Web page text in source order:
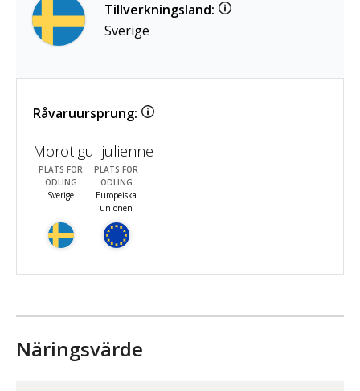
Tillverkningsland:
Sverige
Råvaruursprung:
Morot gul julienne
PLATS FÖR
ODLING
Sverige
PLATS FÖR
ODLING
Europeiska
unionen
Näringsvärde